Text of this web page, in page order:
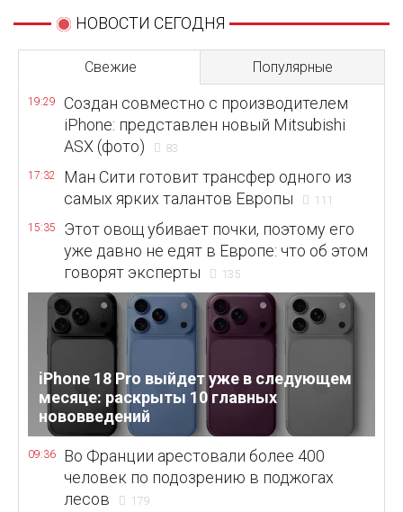
НОВОСТИ СЕГОДНЯ
Свежие Популярные
19:29
Создан совместно с производителем
iPhone: представлен новый Mitsubishi
ASX (фото)
83
17:32
Ман Сити готовит трансфер одного из
самых ярких талантов Европы
111
15:35
Этот овощ убивает почки, поэтому его
уже давно не едят в Европе: что об этом
говорят эксперты
135
iPhone 18 Pro выйдет уже в следующем
месяце: раскрыты 10 главных
нововведений
09:36
Во Франции арестовали более 400
человек по подозрению в поджогах
лесов
179